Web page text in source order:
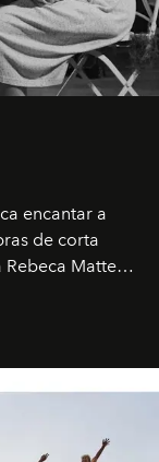
encantar a
de corta
Rebeca Matte
ponen el